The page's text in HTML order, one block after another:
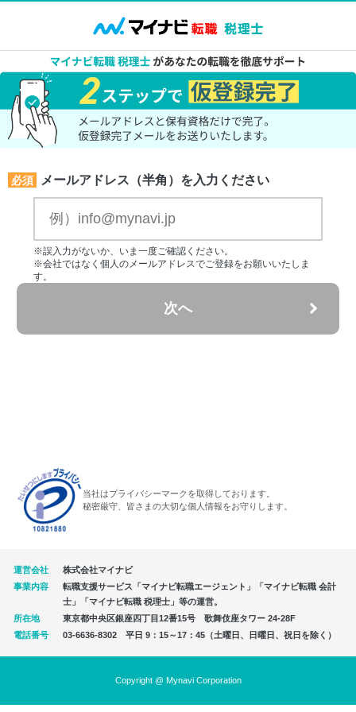
必須 メールアドレス（半角）を入力ください
※誤入力がないか、いま一度ご確認ください。
※会社ではなく個人のメールアドレスでご登録をお願いいたしま
す。
次へ
当社はプライバシーマークを取得しております。
秘密厳守、皆さまの大切な個人情報をお守りします。
運営会社
株式会社マイナビ
事業内容
転職支援サービス「マイナビ転職エージェント」「マイナビ転職 会計
士」「マイナビ転職 税理士」等の運営。
所在地
東京都中央区銀座四丁目12番15号 歌舞伎座タワー 24-28F
電話番号
03-6636-8302 平日 9：15～17：45（土曜日、日曜日、祝日を除く）
Copyright @ Mynavi Corporation